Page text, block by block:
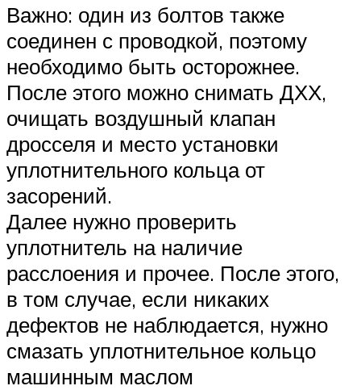
Важно: один из болтов также
соединен с проводкой, поэтому
необходимо быть осторожнее.
После этого можно снимать ДХХ,
очищать воздушный клапан
дросселя и место установки
уплотнительного кольца от
засорений.
Далее нужно проверить
уплотнитель на наличие
расслоения и прочее. После этого,
в том случае, если никаких
дефектов не наблюдается, нужно
смазать уплотнительное кольцо
машинным маслом